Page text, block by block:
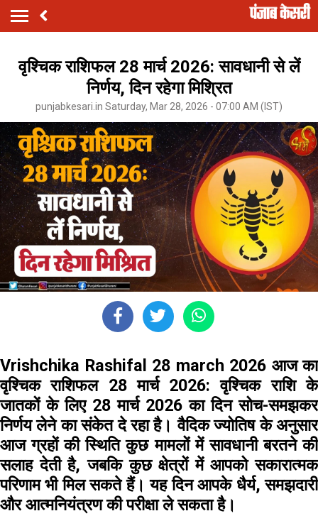
वृश्चिक राशिफल 28 मार्च 2026: सावधानी से लें
निर्णय, दिन रहेगा मिश्रित
punjabkesari.in Saturday, Mar 28, 2026 - 07:00 AM (IST)
Vrishchika Rashifal 28 march 2026 आज का
वृश्चिक राशिफल 28 मार्च 2026:वृश्चिक राशि के
जातकों के लिए 28 मार्च 2026 का दिन सोच-समझकर
निर्णय लेने का संकेत दे रहा है। वैदिक ज्योतिष के अनुसार
आज ग्रहों की स्थिति कुछ मामलों में सावधानी बरतने की
सलाह देती है, जबकि कुछ क्षेत्रों में आपको सकारात्मक
परिणाम भी मिल सकते हैं। यह दिन आपके धैर्य, समझदारी
और आत्मनियंत्रण की परीक्षा ले सकता है।